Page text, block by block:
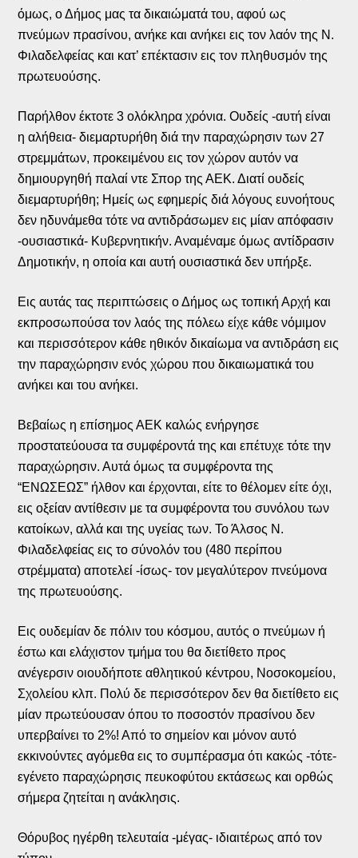
όμως, ο Δήμος μας τα δικαιώματά του, αφού ως
πνεύμων πρασίνου, ανήκε και ανήκει εις τον λαόν της Ν.
Φιλαδελφείας και κατ’ επέκτασιν εις τον πληθυσμόν της
πρωτευούσης.
Παρήλθον έκτοτε 3 ολόκληρα χρόνια. Ουδείς -αυτή είναι
η αλήθεια- διεμαρτυρήθη διά την παραχώρησιν των 27
στρεμμάτων, προκειμένου εις τον χώρον αυτόν να
δημιουργηθή παλαί ντε Σπορ της ΑΕΚ. Διατί ουδείς
διεμαρτυρήθη; Ημείς ως εφημερίς διά λόγους ευνοήτους
δεν ηδυνάμεθα τότε να αντιδράσωμεν εις μίαν απόφασιν
-ουσιαστικά- Κυβερνητικήν. Αναμέναμε όμως αντίδρασιν
Δημοτικήν, η οποία και αυτή ουσιαστικά δεν υπήρξε.
Εις αυτάς τας περιπτώσεις ο Δήμος ως τοπική Αρχή και
εκπροσωπούσα τον λαός της πόλεω είχε κάθε νόμιμον
και περισσότερον κάθε ηθικόν δικαίωμα να αντιδράση εις
την παραχώρησιν ενός χώρου που δικαιωματικά του
ανήκει και του ανήκει.
Βεβαίως η επίσημος ΑΕΚ καλώς ενήργησε
προστατεύουσα τα συμφέροντά της και επέτυχε τότε την
παραχώρησιν. Αυτά όμως τα συμφέροντα της
“ΕΝΩΣΕΩΣ” ήλθον και έρχονται, είτε το θέλομεν είτε όχι,
εις οξείαν αντίθεσιν με τα συμφέροντα του συνόλου των
κατοίκων, αλλά και της υγείας των. Το Άλσος Ν.
Φιλαδελφείας εις το σύνολόν του (480 περίπου
στρέμματα) αποτελεί -ίσως- τον μεγαλύτερον πνεύμονα
της πρωτευούσης.
Εις ουδεμίαν δε πόλιν του κόσμου, αυτός ο πνεύμων ή
έστω και ελάχιστον τμήμα του θα διετίθετο προς
ανέγερσιν οιουδήποτε αθλητικού κέντρου, Νοσοκομείου,
Σχολείου κλπ. Πολύ δε περισσότερον δεν θα διετίθετο εις
μίαν πρωτεύουσαν όπου το ποσοστόν πρασίνου δεν
υπερβαίνει το 2%! Από το σημείον και μόνον αυτό
εκκινούντες αγόμεθα εις το συμπέρασμα ότι κακώς -τότε-
εγένετο παραχώρησις πευκοφύτου εκτάσεως και ορθώς
σήμερα ζητείται η ανάκλησις.
Θόρυβος ηγέρθη τελευταία -μέγας- ιδιαιτέρως από τον